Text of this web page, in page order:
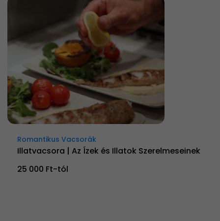
Romantikus Vacsorák
Illatvacsora | Az Ízek és Illatok Szerelmeseinek
25 000 Ft-tól